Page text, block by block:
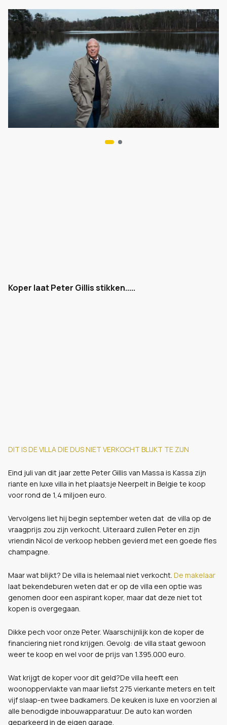
Koper laat Peter Gillis stikken.....
DIT IS DE VILLA DIE DUS NIET VERKOCHT BLIJKT TE ZIJN
Eind juli van dit jaar zette Peter Gillis van Massa is Kassa zijn
riante en luxe villa in het plaatsje Neerpelt in Belgie te koop
voor rond de 1,4 miljoen euro.
Vervolgens liet hij begin september weten dat de villa op de
vraagprijs zou zijn verkocht. Uiteraard zullen Peter en zijn
vriendin Nicol de verkoop hebben gevierd met een goede fles
champagne.
Maar wat blijkt? De villa is helemaal niet verkocht. De makelaar
laat bekendeburen weten dat er op de villa een optie was
genomen door een aspirant koper, maar dat deze niet tot
kopen is overgegaan.
Dikke pech voor onze Peter. Waarschijnlijk kon de koper de
financiering niet rond krijgen. Gevolg: de villa staat gewoon
weer te koop en wel voor de prijs van 1.395.000 euro.
Wat krijgt de koper voor dit geld?De villa heeft een
woonoppervlakte van maar liefst 275 vierkante meters en telt
vijf slaap-en twee badkamers. De keuken is luxe en voorzien al
alle benodigde inbouwapparatuur. De auto kan worden
geparkeerd in de eigen garage.